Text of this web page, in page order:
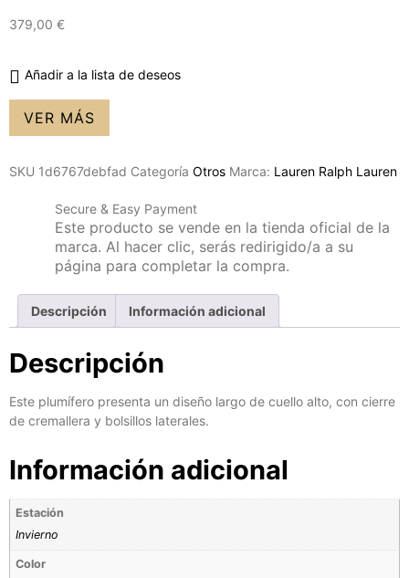
379,00 €
Añadir a la lista de deseos
VER MÁS
SKU 1d6767debfad Categoría Otros Marca: Lauren Ralph Lauren
Secure & Easy Payment
Este producto se vende en la tienda oficial de la
marca. Al hacer clic, serás redirigido/a a su
página para completar la compra.
Descripción Información adicional
Descripción
Este plumífero presenta un diseño largo de cuello alto, con cierre
de cremallera y bolsillos laterales.
Información adicional
Estación
Invierno
Color